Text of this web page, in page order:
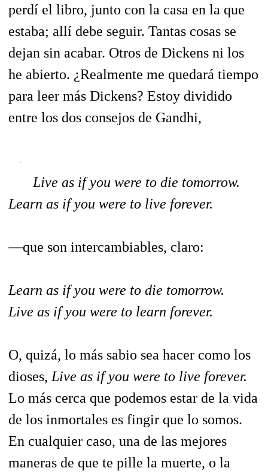
perdí el libro, junto con la casa en la que
estaba; allí debe seguir. Tantas cosas se
dejan sin acabar. Otros de Dickens ni los
he abierto. ¿Realmente me quedará tiempo
para leer más Dickens? Estoy dividido
entre los dos consejos de Gandhi,
Live as if you were to die tomorrow.
Learn as if you were to live forever.
—que son intercambiables, claro:
Learn as if you were to die tomorrow.
Live as if you were to learn forever.
O, quizá, lo más sabio sea hacer como los
dioses, Live as if you were to live forever.
Lo más cerca que podemos estar de la vida
de los inmortales es fingir que lo somos.
En cualquier caso, una de las mejores
maneras de que te pille la muerte, o la